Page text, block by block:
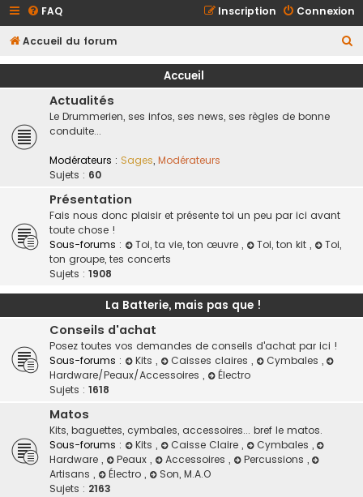
FAQ Connexion
Inscription
Accueil du forum
e
Accueil
Actualités
Le Drummerien, ses infos, ses news, ses règles de bonne
conduite...
Modérateurs : Sages, Modérateurs
Sujets : 60
Présentation
Fais nous donc plaisir et présente toi un peu par ici avant
toute chose !
Sous-forums :
Toi, ta vie, ton œuvre , Toi, ton kit ,
Toi,
ton groupe, tes concerts
Sujets : 1908
La Batterie, mais pas que !
Conseils d'achat
Posez toutes vos demandes de conseils d'achat par ici !
Sous-forums :
Kits , Caisses claires , Cymbales ,
Hardware/Peaux/Accessoires ,
Électro
Sujets : 1618
Matos
Kits, baguettes, cymbales, accessoires... bref le matos.
Sous-forums :
Kits , Caisse Claire , Cymbales ,
Hardware , Peaux , Accessoires , Percussions ,
Artisans , Électro ,
Son, M.A.O
Sujets : 2163